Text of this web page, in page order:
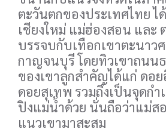
ตะวันตกของประเทศไทย ไ
เชียงใหม่ แม่ฮ่องสอน และ
บรรจบกับเทือกเขาตะนาว
กาญจนบุรี โดยทิวเขาถนน
ของเขาลูกสำคัญได้แก่ ดอ
ดอยสุเทพ รวมถึงเป็นจุดก
ปิงแม่น้ำด้วย นั่นถือว่าแม่ส
แนวเขามาสะสม